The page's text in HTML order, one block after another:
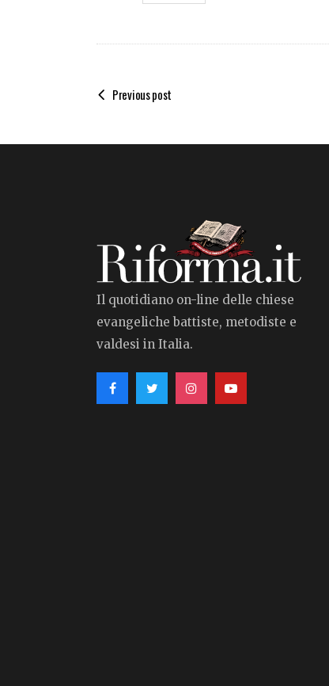
Previous post
Il quotidiano on-line delle chiese
evangeliche battiste, metodiste e
valdesi in Italia.